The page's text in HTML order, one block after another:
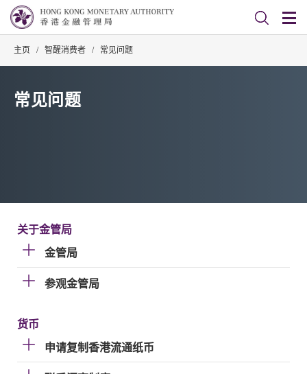
主页 / 智醒消费者 / 常见问题
常见问题
关于金管局
金管局
参观金管局
货币
申请复制香港流通纸币